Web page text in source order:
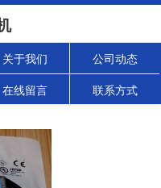
关于我们 公司动态
在线留言 联系方式